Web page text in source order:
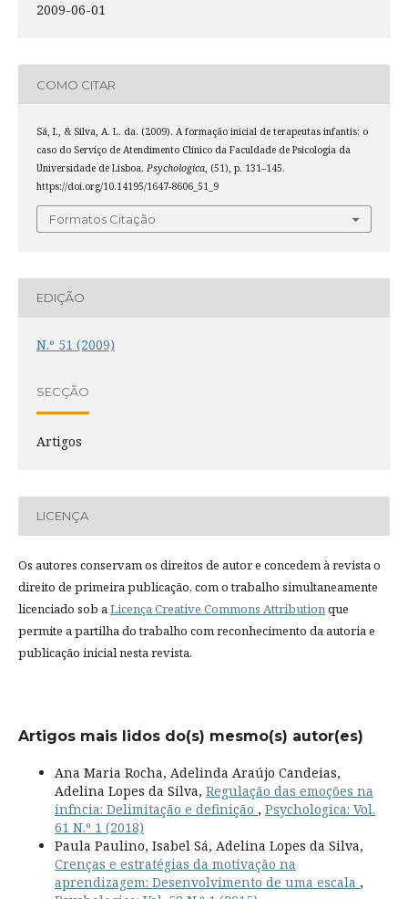
2009-06-01
COMO CITAR
Sá, I., & Silva, A. L. da. (2009). A formação inicial de terapeutas infantis: o
caso do Serviço de Atendimento Clínico da Faculdade de Psicologia da
Universidade de Lisboa. Psychologica, (51), p. 131–145.
https://doi.org/10.14195/1647-8606_51_9
Formatos Citação
EDIÇÃO
N.º 51 (2009)
SECÇÃO
Artigos
LICENÇA
Os autores conservam os direitos de autor e concedem à revista o
direito de primeira publicação, com o trabalho simultaneamente
licenciado sob aLicença Creative Commons Attributionque
permite a partilha do trabalho com reconhecimento da autoria e
publicação inicial nesta revista.
Artigos mais lidos do(s) mesmo(s) autor(es)
Ana Maria Rocha, Adelinda Araújo Candeias,
Adelina Lopes da Silva, Regulação das emoções na
infncia: Delimitação e definição , Psychologica: Vol.
61 N.º 1 (2018)
Paula Paulino, Isabel Sá, Adelina Lopes da Silva,
Crenças e estratégias da motivação na
aprendizagem: Desenvolvimento de uma escala ,